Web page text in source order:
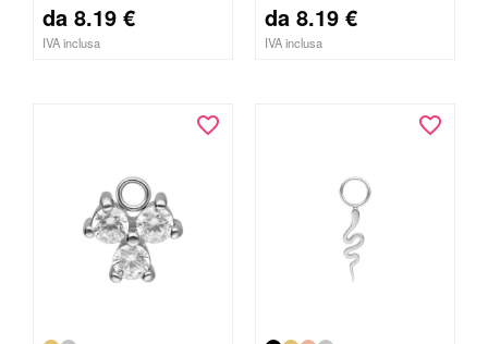
da 8.19 €
IVA inclusa
da 8.19 €
IVA inclusa